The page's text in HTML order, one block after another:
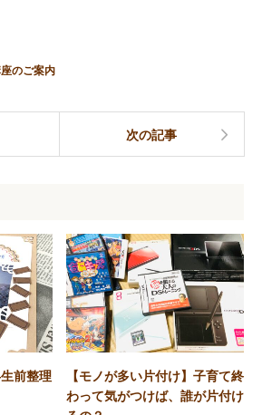
のご案内
次の記事
前整理
【モノが多い片付け】子育て終
わって気がつけば、誰が片付け